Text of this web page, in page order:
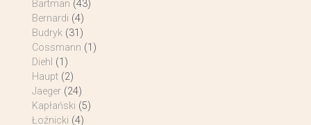
Bartman (43)
Bernardi (4)
Budryk (31)
Cossmann (1)
Diehl (1)
Haupt (2)
Jaeger (24)
Kapłański (5)
Łoźnicki (4)